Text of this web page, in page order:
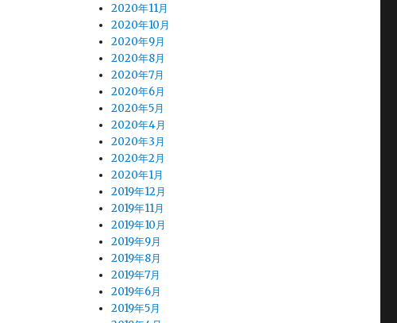
2020年11月
2020年10月
2020年9月
2020年8月
2020年7月
2020年6月
2020年5月
2020年4月
2020年3月
2020年2月
2020年1月
2019年12月
2019年11月
2019年10月
2019年9月
2019年8月
2019年7月
2019年6月
2019年5月